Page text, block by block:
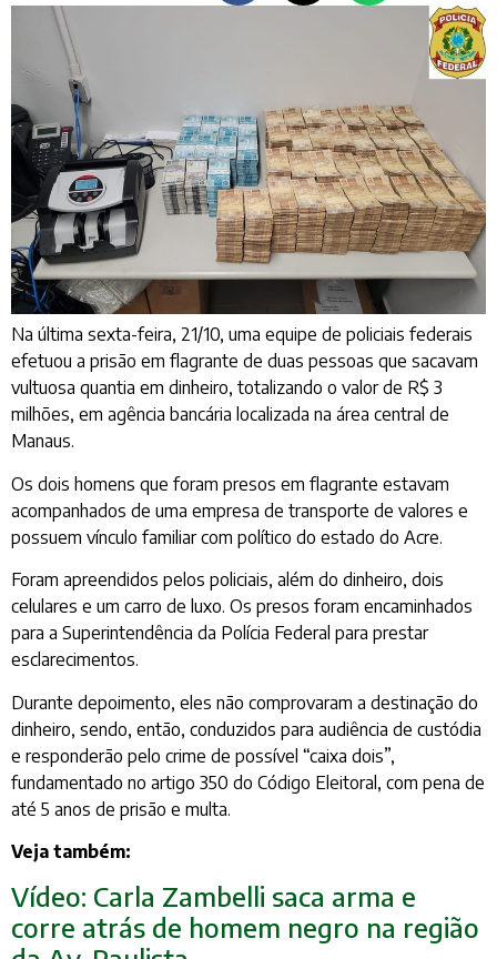
Na última sexta-feira, 21/10, uma equipe de policiais federais
efetuou a prisão em flagrante de duas pessoas que sacavam
vultuosa quantia em dinheiro, totalizando o valor de R$ 3
milhões, em agência bancária localizada na área central de
Manaus.
Os dois homens que foram presos em flagrante estavam
acompanhados de uma empresa de transporte de valores e
possuem vínculo familiar com político do estado do Acre.
Foram apreendidos pelos policiais, além do dinheiro, dois
celulares e um carro de luxo. Os presos foram encaminhados
para a Superintendência da Polícia Federal para prestar
esclarecimentos.
Durante depoimento, eles não comprovaram a destinação do
dinheiro, sendo, então, conduzidos para audiência de custódia
e responderão pelo crime de possível “caixa dois”,
fundamentado no artigo 350 do Código Eleitoral, com pena de
até 5 anos de prisão e multa.
Veja também:
Vídeo: Carla Zambelli saca arma e
corre atrás de homem negro na região